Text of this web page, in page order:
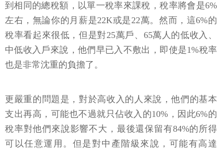
到相同的總稅額，以單一稅率來課稅，稅率將會是6%
左右，無論你的月薪是22K或是22萬。然而，這6%的
稅率看起來很低，但是對25萬戶、65萬人的低收入、
中低收入戶來說，他們早已入不敷出，即使是1%稅率
也是非常沈重的負擔了。
更嚴重的問題是，對於高收入的人來說，他們的基本
支出再高，可能也不過就只佔收入的10%，因此6%的
稅率對他們來說影響不大，最後還保留有84%的所得
可以任意運用。但是對中產階級來說，可能有高達